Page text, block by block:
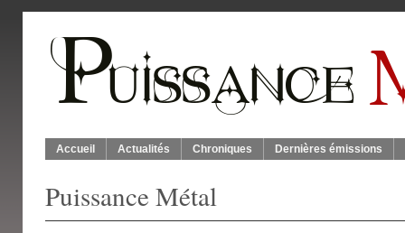
Accueil Actualités Chroniques Dernières émissions
Puissance Métal